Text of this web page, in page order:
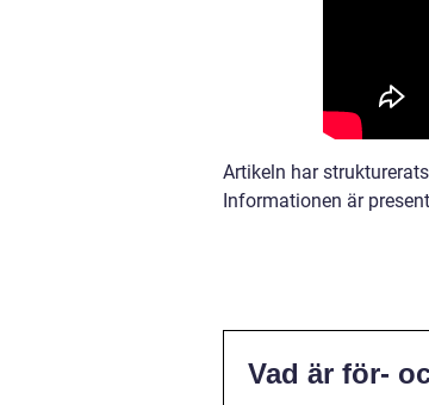
Artikeln har
Informationen är
Vad är för-